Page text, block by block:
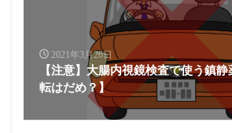
2021年3月26日
【注意】大腸内視鏡検査で使う鎮
転はだめ？】